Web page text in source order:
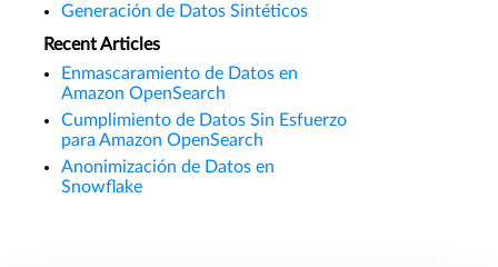
Generación de Datos Sintéticos
Recent Articles
Enmascaramiento de Datos en
Amazon OpenSearch
Cumplimiento de Datos Sin Esfuerzo
para Amazon OpenSearch
Anonimización de Datos en
Snowflake